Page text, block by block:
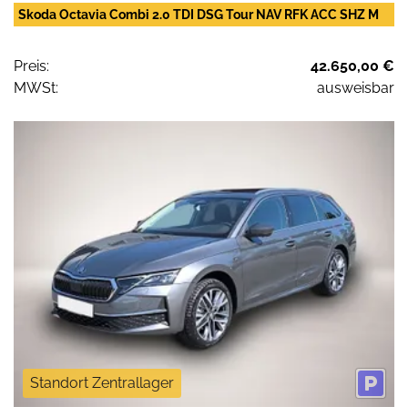
Skoda Octavia Combi 2.0 TDI DSG Tour NAV RFK ACC SHZ M
Preis:
42.650,00 €
MWSt:
ausweisbar
Standort Zentrallager